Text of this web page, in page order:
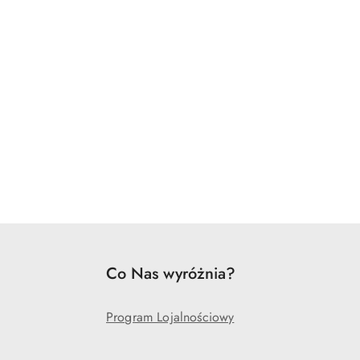
Co Nas wyróżnia?
Program Lojalnościowy